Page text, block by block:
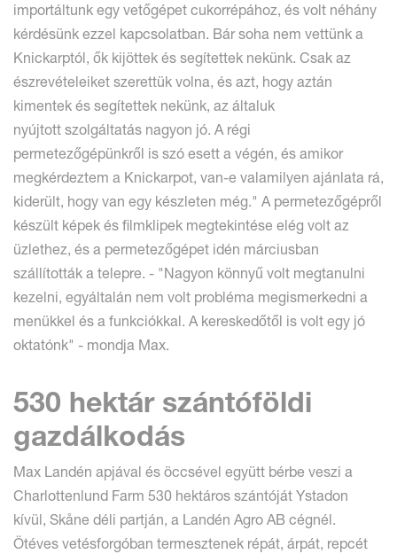
importáltunk egy vetőgépet cukorrépához, és volt néhány
kérdésünk ezzel kapcsolatban. Bár soha nem vettünk a
Knickarptól, ők kijöttek és segítettek nekünk. Csak az
észrevételeiket szerettük volna, és azt, hogy aztán
kimentek és segítettek nekünk, az általuk
nyújtott szolgáltatás nagyon jó. A régi
permetezőgépünkről is szó esett a végén, és amikor
megkérdeztem a Knickarpot, van-e valamilyen ajánlata rá,
kiderült, hogy van egy készleten még." A permetezőgépről
készült képek és filmklipek megtekintése elég volt az
üzlethez, és a permetezőgépet idén márciusban
szállították a telepre. - "Nagyon könnyű volt megtanulni
kezelni, egyáltalán nem volt probléma megismerkedni a
menükkel és a funkciókkal. A kereskedőtől is volt egy jó
oktatónk" - mondja Max.
530 hektár szántóföldi
gazdálkodás
Max Landén apjával és öccsével együtt bérbe veszi a
Charlottenlund Farm 530 hektáros szántóját Ystadon
kívül, Skåne déli partján, a Landén Agro AB cégnél.
Ötéves vetésforgóban termesztenek répát, árpát, repcét